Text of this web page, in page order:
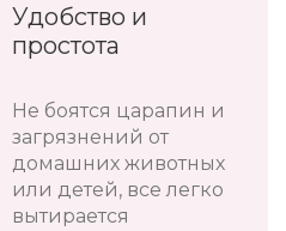
Удобство и
простота
Не боятся царапин и
загрязнений от
домашних животных
или детей, все легко
вытирается